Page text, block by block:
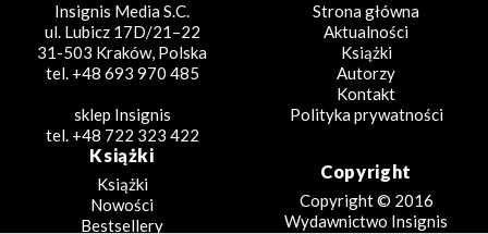
Insignis Media S.C.
ul. Lubicz 17D/21–22
31-503 Kraków, Polska
tel. +48 693 970 485
sklep Insignis
tel. +48 722 323 422
Strona główna
Aktualności
Książki
Autorzy
Kontakt
Polityka prywatności
Książki
Książki
Nowości
Bestsellery
Copyright
Copyright © 2016
Wydawnictwo Insignis